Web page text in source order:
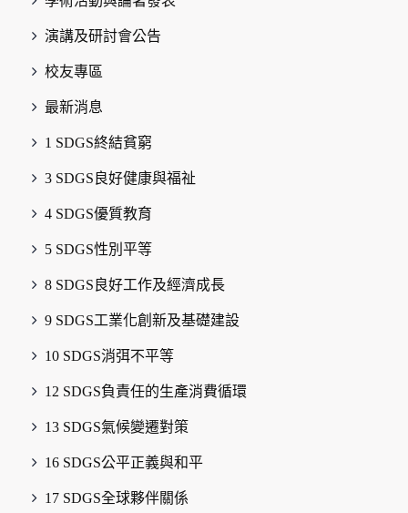
演講及研討會公告
校友專區
最新消息
1 SDGS終結貧窮
3 SDGS良好健康與福祉
4 SDGS優質教育
5 SDGS性別平等
8 SDGS良好工作及經濟成長
9 SDGS工業化創新及基礎建設
10 SDGS消弭不平等
12 SDGS負責任的生產消費循環
13 SDGS氣候變遷對策
16 SDGS公平正義與和平
17 SDGS全球夥伴關係